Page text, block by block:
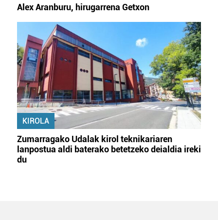
Alex Aranburu, hirugarrena Getxon
KIROLA
Zumarragako Udalak kirol teknikariaren
lanpostua aldi baterako betetzeko deialdia ireki
du